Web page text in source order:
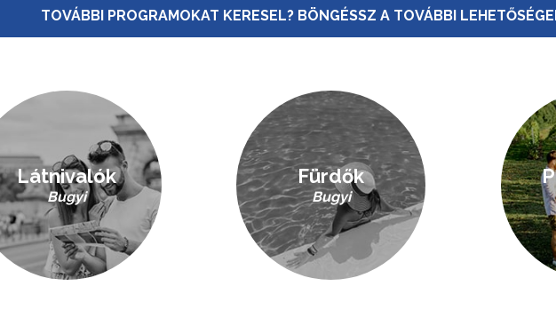
TOVÁBBI PROGRAMOKAT KERESEL? BÖNGÉSSZ A TOVÁBBI
Látnivalók
Bugyi
Fürdők
Bugyi